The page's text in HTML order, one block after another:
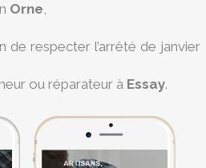
Orne,
de respecter l’arrêté de janvier
ou réparateur à Essay.